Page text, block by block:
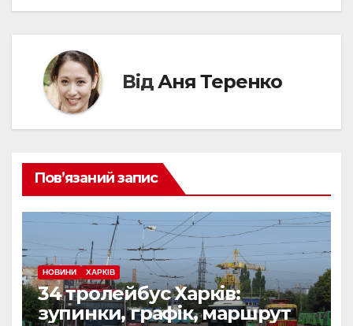
ВідАня Теренко
Пов’язаний запис
НОВИНИ ХАРКІВ
34 тролейбус Харків:
зупинки, графік, маршрут